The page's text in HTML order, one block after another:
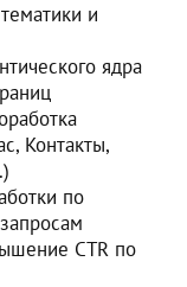
и
ядра
Контакты,
по
CTR по